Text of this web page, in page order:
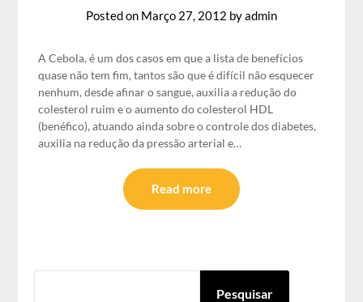
Posted on Março 27, 2012 byadmin
A Cebola, é um dos casos em que a lista de benefícios
quase não tem fim, tantos são que é difícil não esquecer
nenhum, desde afinar o sangue, auxilia a redução do
colesterol ruim e o aumento do colesterol HDL
(benéfico), atuando ainda sobre o controle dos diabetes,
auxilia na redução da pressão arterial e…
Read more
Pesquisar